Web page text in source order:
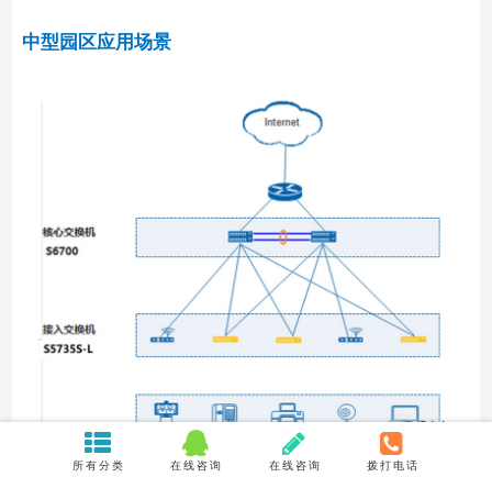
中型园区应用场景
所有分类 在线咨询 在线咨询 拨打电话